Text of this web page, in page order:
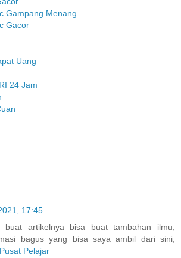
Gampang Menang
Gacor
Uang
24 Jam
17:45
buat artikelnya bisa buat tambahan ilmu,
bagus yang bisa saya ambil dari sini,
Pusat Pelajar